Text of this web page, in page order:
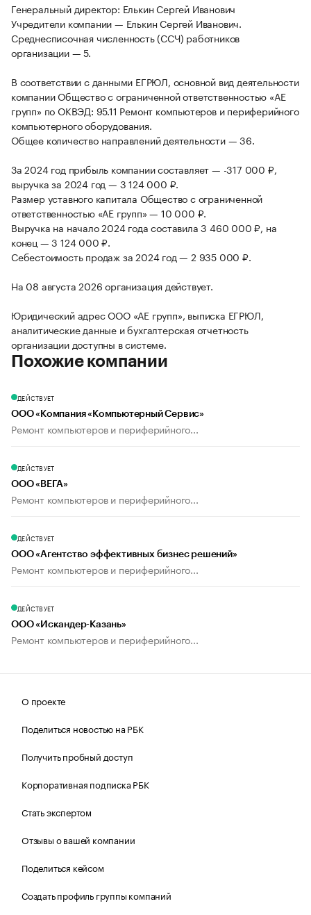
Генеральный директор: Елькин Сергей Иванович
Учредители компании — Елькин Сергей Иванович.
Среднесписочная численность (ССЧ) работников
организации — 5.
В соответствии с данными ЕГРЮЛ, основной вид деятельности
компании Общество с ограниченной ответственностью «АЕ
групп» по ОКВЭД: 95.11 Ремонт компьютеров и периферийного
компьютерного оборудования.
Общее количество направлений деятельности — 36.
За 2024 год прибыль компании составляет — -317 000 ₽,
выручка за 2024 год — 3 124 000 ₽.
Размер уставного капитала Общество с ограниченной
ответственностью «АЕ групп» — 10 000 ₽.
Выручка на начало 2024 года составила 3 460 000 ₽, на
конец — 3 124 000 ₽.
Себестоимость продаж за 2024 год — 2 935 000 ₽.
На 08 августа 2026 организация действует.
Юридический адрес ООО «АЕ групп», выписка ЕГРЮЛ,
аналитические данные и бухгалтерская отчетность
организации доступны в системе.
Похожие компании
ДЕЙСТВУЕТ
ООО «Компания «Компьютерный Сервис»
Ремонт компьютеров и периферийного...
ДЕЙСТВУЕТ
ООО «ВЕГА»
Ремонт компьютеров и периферийного...
ДЕЙСТВУЕТ
ООО «Агентство эффективных бизнес решений»
Ремонт компьютеров и периферийного...
ДЕЙСТВУЕТ
ООО «Искандер-Казань»
Ремонт компьютеров и периферийного...
О проекте
Поделиться новостью на РБК
Получить пробный доступ
Корпоративная подписка РБК
Стать экспертом
Отзывы о вашей компании
Поделиться кейсом
Создать профиль группы компаний